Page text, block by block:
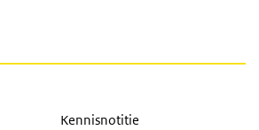
Kennisnotitie